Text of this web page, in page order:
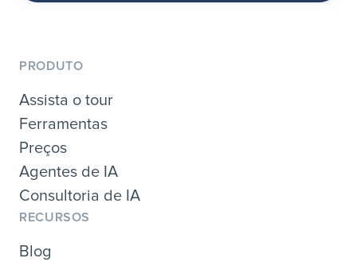
PRODUTO
Assista o tour
Ferramentas
Preços
Agentes de IA
Consultoria de IA
RECURSOS
Blog